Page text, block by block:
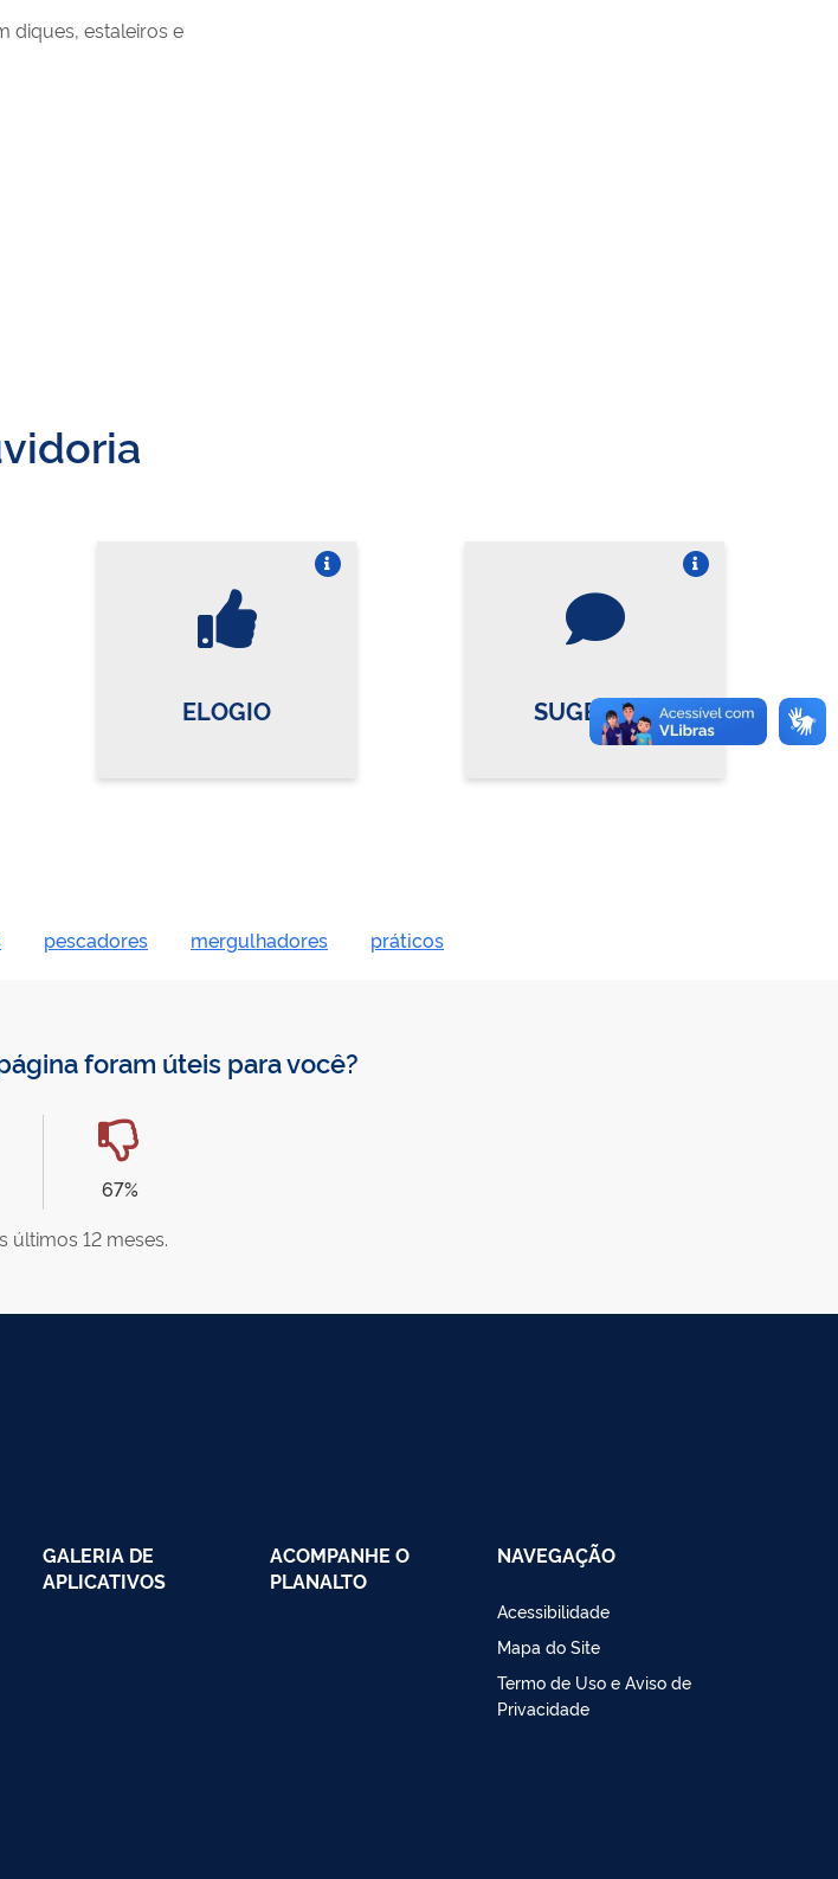
diques, estaleiros e
ELOGIO SUGESTÃO
pescadores mergulhadores práticos
foram úteis para você?
67%
últimos 12 meses.
GALERIA DE
APLICATIVOS
ACOMPANHE O
PLANALTO
NAVEGAÇÃO
Acessibilidade
Mapa do Site
Termo de Uso e Aviso de
Privacidade